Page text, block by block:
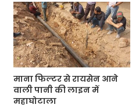
माना फिल्टर से रायसेन आने
वाली पानी की लाइन में
महाघोटाला